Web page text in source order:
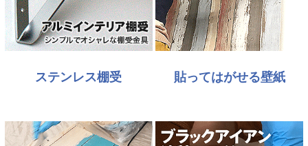
ステンレス棚受 貼ってはがせる壁紙